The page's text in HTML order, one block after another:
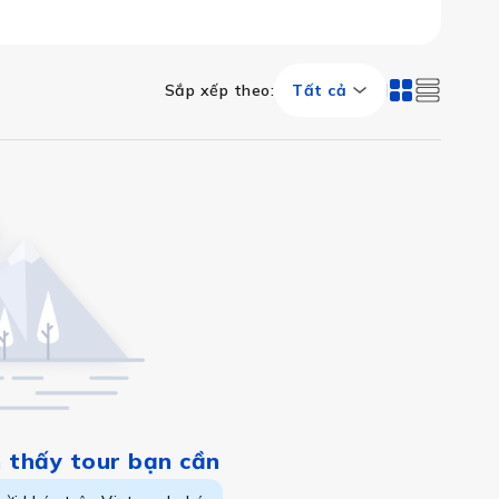
lâu đài Buckingham (London) và Holyrood
Sắp xếp theo: Tất cả
thấy tour bạn cần